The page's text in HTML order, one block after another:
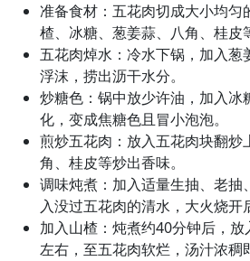
准备食材：五花肉切成大小均匀
楂、冰糖、葱姜蒜、八角、桂皮
五花肉焯水：冷水下锅，加入葱
浮沫，捞出沥干水分。
炒糖色：锅中放少许油，加入冰
化，变成焦糖色且冒小泡泡。
煎炒五花肉：放入五花肉块翻炒
角、桂皮等炒出香味。
调味炖煮：加入适量生抽、老抽
入没过五花肉的清水，大火烧开
加入山楂：炖煮约40分钟后，
左右，至五花肉软烂，汤汁浓稠